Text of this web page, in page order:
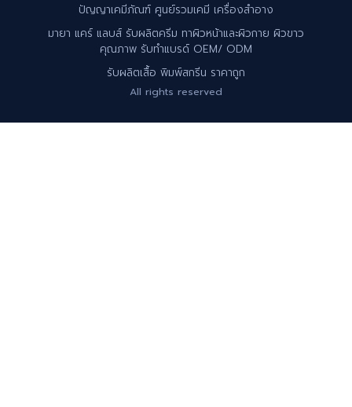
ปัญญาเคมีภัณฑ์ ศูนย์รวมเคมี เครื่องสำอาง
มายา แคร์ แลบส์ รับผลิตครีม ทาผิวหน้าและผิวกาย ผิวขาว
คุณภาพ รับทำแบรด์ OEM/ ODM
รับผลิตเสื้อ พิมพ์สกรีน ราคาถูก
All rights reserved